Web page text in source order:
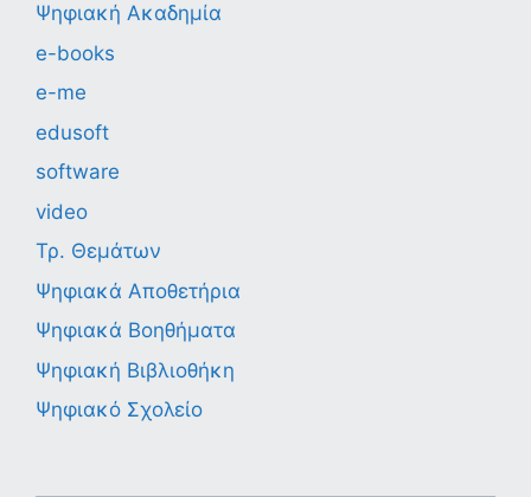
Ψηφιακή Ακαδημία
e-books
e-me
edusoft
software
video
Τρ. Θεμάτων
Ψηφιακά Αποθετήρια
Ψηφιακά Βοηθήματα
Ψηφιακή Βιβλιοθήκη
Ψηφιακό Σχολείο